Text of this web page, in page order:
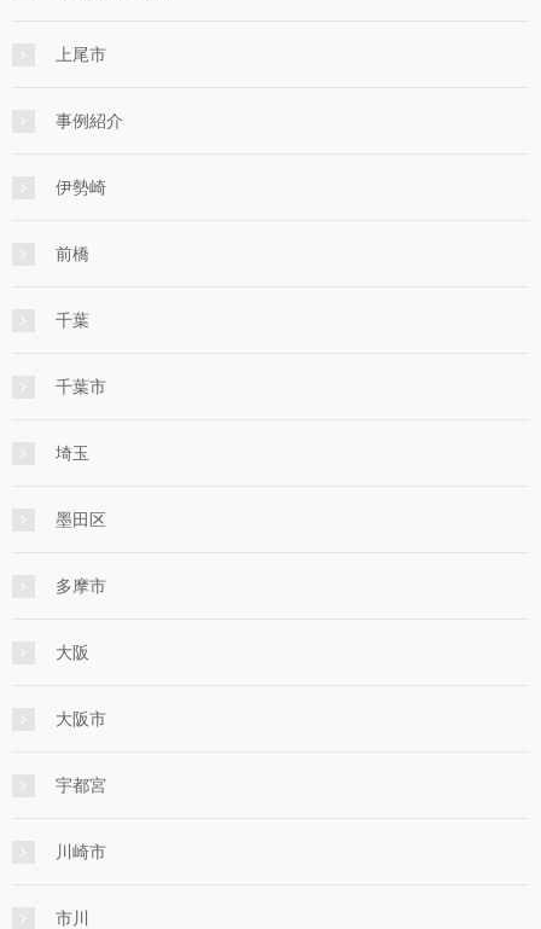
上尾市
事例紹介
伊勢崎
前橋
千葉
千葉市
埼玉
墨田区
多摩市
大阪
大阪市
宇都宮
川崎市
市川